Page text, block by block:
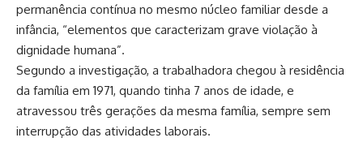
permanência contínua no mesmo núcleo familiar desde a
infância, “elementos que caracterizam grave violação à
dignidade humana”.
Segundo a investigação, a trabalhadora chegou à residência
da família em 1971, quando tinha 7 anos de idade, e
atravessou três gerações da mesma família, sempre sem
interrupção das atividades laborais.